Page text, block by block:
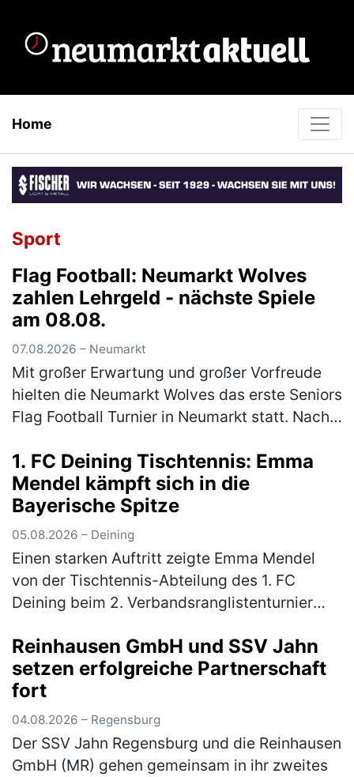
Home
Sport
Flag Football: Neumarkt Wolves
zahlen Lehrgeld - nächste Spiele
am 08.08.
07.08.2026 – Neumarkt
Mit großer Erwartung und großer Vorfreude
hielten die Neumarkt Wolves das erste Seniors
Flag Football Turnier in Neumarkt statt. Nach
Football in Neumarkt. …(mehr)
1. FC Deining Tischtennis: Emma
Mendel kämpft sich in die
Bayerische Spitze
05.08.2026 – Deining
Einen starken Auftritt zeigte Emma Mendel
von der Tischtennis-Abteilung des 1. FC
Deining beim 2. Verbandsranglistenturnier
das hochkarätig besetzte Turnier…(mehr)
Reinhausen GmbH und SSV Jahn
setzen erfolgreiche Partnerschaft
fort
04.08.2026 – Regensburg
Der SSV Jahn Regensburg und die Reinhausen
GmbH (MR) gehen gemeinsam in ihr zweites